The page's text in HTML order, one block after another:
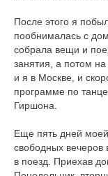
После этого я
пообнималась с
собрала вещи и
занятия, а потом на
и я в Москве, и
программе по
Гиршона.
Еще пять дней
свободных вечеров
в поезд. Приехав